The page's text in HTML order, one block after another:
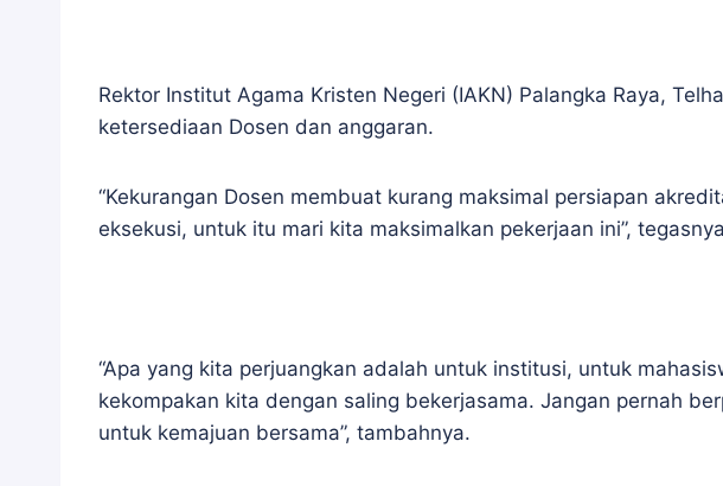
Rektor Institut Agama Kristen Negeri (IAKN) Palangka Raya,
ketersediaan Dosen dan anggaran.
“Kekurangan Dosen membuat kurang maksimal persiapan
eksekusi, untuk itu mari kita maksimalkan pekerjaan ini”,
“Apa yang kita perjuangkan adalah untuk institusi, untuk
kekompakan kita dengan saling bekerjasama. Jangan pernah
untuk kemajuan bersama”, tambahnya.